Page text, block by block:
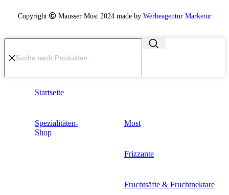
Copyright Mausser Most 2024 made by Werbeagentur Marketur
Startseite
Spezialitäten-
Shop
Most
Frizzante
Fruchtsäfte & Fruchtnektare